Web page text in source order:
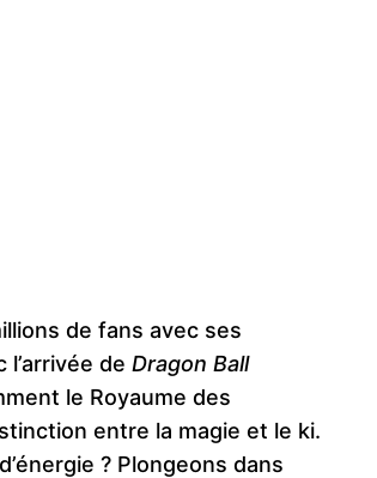
de fans avec ses
de Dragon Ball
le Royaume des
entre la magie et le ki.
? Plongeons dans